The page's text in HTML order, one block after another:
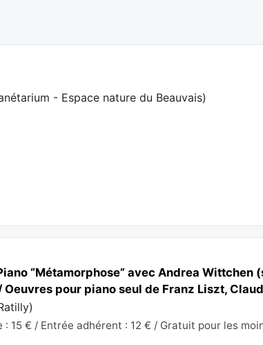
- Espace nature du Beauvais)
“Métamorphose” avec Andrea Wittchen
pour piano seul de Franz Liszt,
)
15 € / Entrée adhérent : 12 € / Gratuit pour les